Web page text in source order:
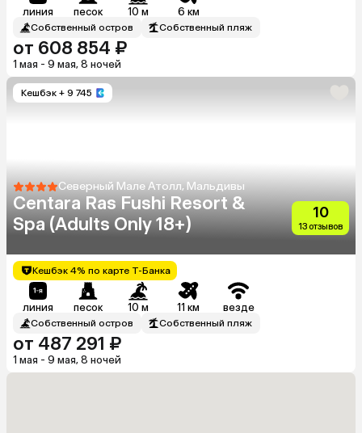
линия песок 10 м 6 км
Собственный остров Собственный пляж
от 608 854 ₽
1 мая - 9 мая, 8 ночей
Кешбэк + 9 745
Северный Мале Атолл, Мальдивы
Centara Ras Fushi Resort &
Spa (Adults Only 18+)
10
13 отзывов
Кешбэк 4% по карте Т-Банка
линия песок 10 м 11 км везде
Собственный остров Собственный пляж
от 487 291 ₽
1 мая - 9 мая, 8 ночей